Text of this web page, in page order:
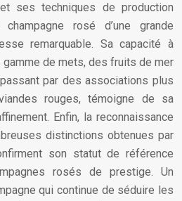
ses techniques de production
rosé d’une grande
remarquable. Sa capacité à
gamme de mets, des fruits de mer
par des associations plus
rouges, témoigne de sa
Enfin, la reconnaissance
distinctions obtenues par
son statut de référence
rosés de prestige. Un
qui continue de séduire les